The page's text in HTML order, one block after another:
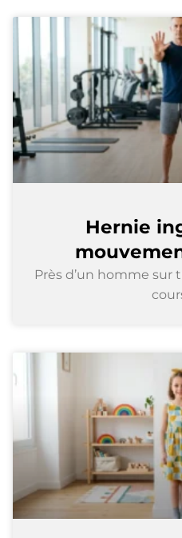
Hernie
Près d’un homme sur